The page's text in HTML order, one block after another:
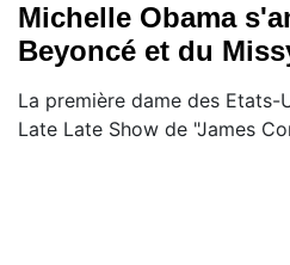
Michelle Obama
Beyoncé et du
La première dame des Etats-
Late Late Show de "James